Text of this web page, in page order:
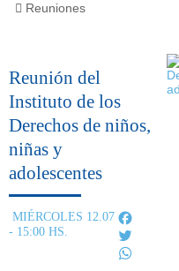
Reuniones
Reunión del
Instituto de los
Derechos de niños,
niñas y
adolescentes
MIÉRCOLES 12.07
- 15:00 HS.